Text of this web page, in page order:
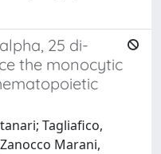
25 di-
the monocytic
Tagliafico,
Marani,